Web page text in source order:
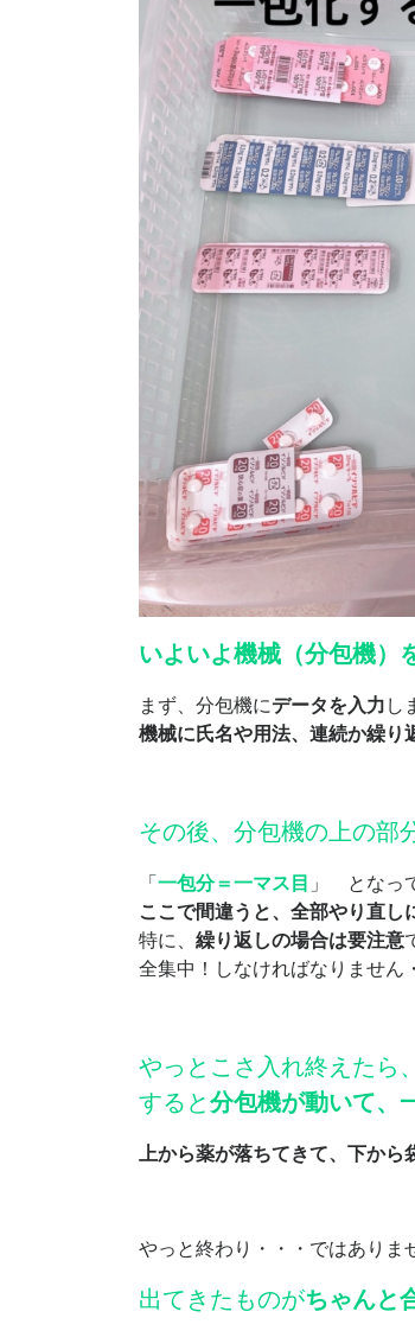
いよいよ機械（分包機
まず、分包機にデータを入力 し
機械に氏名や用法、連続か繰り
その後、分包機の上の部
「一包分＝一マス目 」 となっ
ここで間違うと、全部やり直し
特に、 繰り返しの場合は要注意
全集中！しなければなりません
やっとこさ入れ終えたら、
すると分包機が動いて、
上から薬が落ちてきて、下から
やっと終わり・・・ではあり
出てきたものがちゃんと